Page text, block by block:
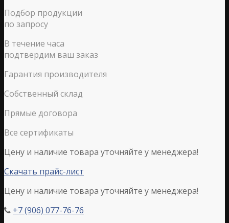
Подбор продукции
по запросу
В течение часа
подтвердим ваш заказ
Гарантия производителя
Собственный склад
Прямые договора
Все сертификаты
Цену и наличие товара уточняйте у менеджера!
Скачать прайс-лист
Цену и наличие товара уточняйте у менеджера!
 +7 (906) 077-76-76